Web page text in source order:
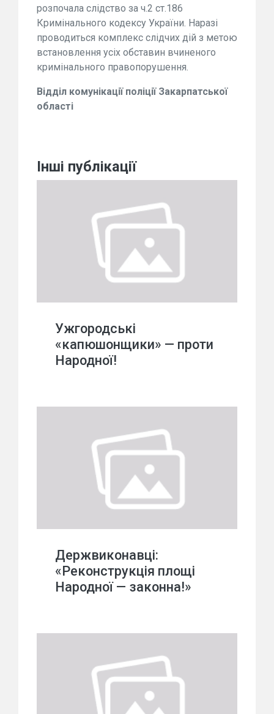
розпочала слідство за ч.2 ст.186
Кримінального кодексу України. Наразі
проводиться комплекс слідчих дій з метою
встановлення усіх обставин вчиненого
кримінального правопорушення.
Відділ комунікації поліції Закарпатської
області
Інші публікації
Ужгородські
«капюшонщики» — проти
Народної!
Держвиконавці:
«Реконструкція площі
Народної — законна!»